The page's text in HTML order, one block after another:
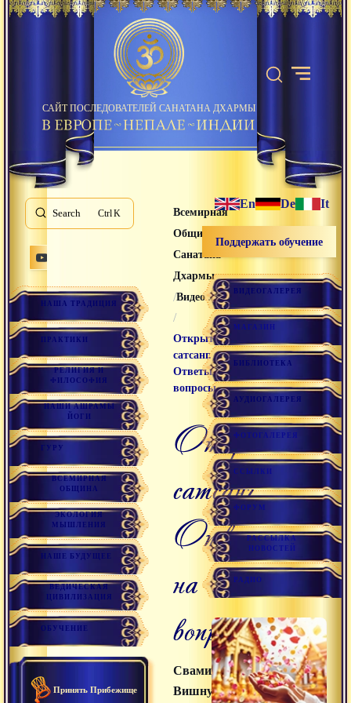
САЙТ ПОСЛЕДОВАТЕЛЕЙ САНАТАНА ДХАРМЫ
Search K
НАША ТРАДИЦИЯ
ПРАКТИКИ
РЕЛИГИЯ И
ФИЛОСОФИЯ
НАШИ АШРАМЫ
ЙОГИ
ГУРУ
ВСЕМИРНАЯ
ОБЩИНА
ЭКОЛОГИЯ
МЫШЛЕНИЯ
НАШЕ БУДУЩЕЕ
ВЕДИЧЕСКАЯ
ЦИВИЛИЗАЦИЯ
ОБУЧЕНИЕ
Принять Прибежище
Всемирная
Община
Санатана
Дхармы
/Видео лекции
/
Открытый
сатсанг.
Ответы на
вопросы
Открытый
сатсанг.
Ответы
на
вопросы
Свами
Вишнудевананда
En De It
Поддержать обучение
ВИДЕОГАЛЕРЕЯ
МАГАЗИН
БИБЛИОТЕКА
АУДИОГАЛЕРЕЯ
ФОТОГАЛЕРЕЯ
ССЫЛКИ
ФОРУМ
РАССЫЛКА
НОВОСТЕЙ
РАДИО